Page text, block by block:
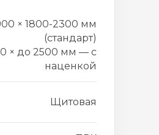
× 1800-2300 мм
(стандарт)
× до 2500 мм — с
наценкой
Щитовая